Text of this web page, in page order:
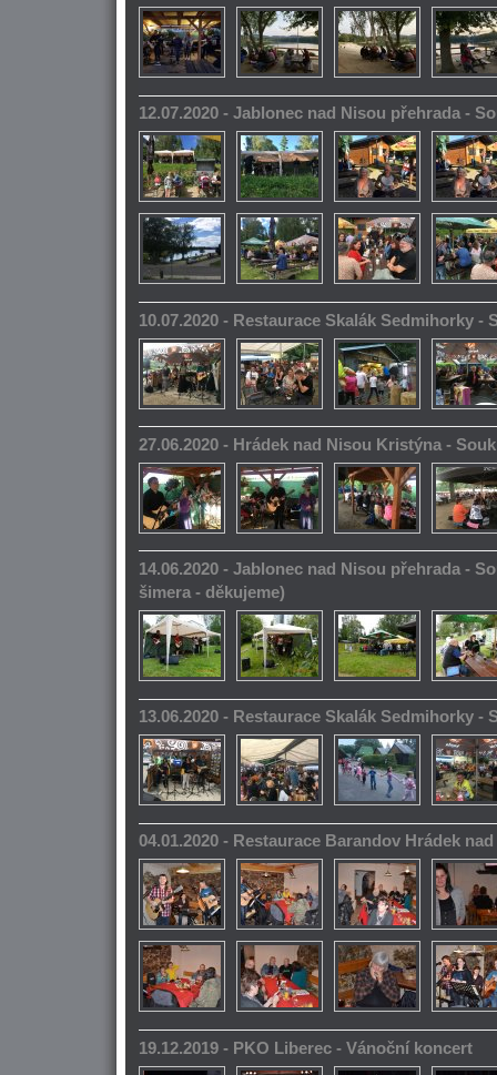
12.07.2020 - Jablonec nad Nisou přehrada -
10.07.2020 - Restaurace Skalák Sedmihorky -
27.06.2020 - Hrádek nad Nisou Kristýna -
14.06.2020 - Jablonec nad Nisou přehrada -
šimera - děkujeme)
13.06.2020 - Restaurace Skalák Sedmihorky -
04.01.2020 - Restaurace Barandov Hrádek
19.12.2019 - PKO Liberec - Vánoční koncert